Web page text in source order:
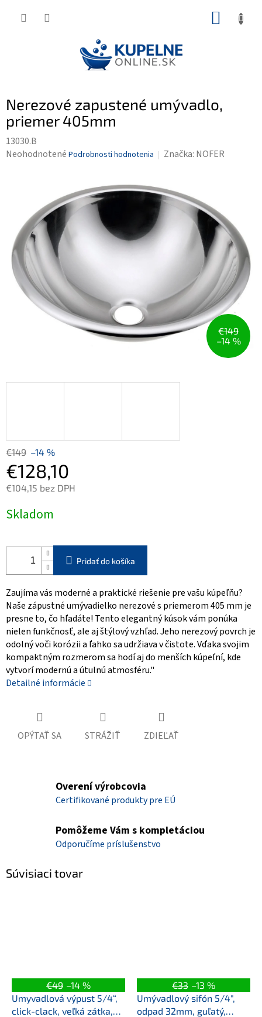
Nerezové zapustené umývadlo,
priemer 405mm
13030.B
Priemerné
hviezdičiek.
Neohodnotené Podrobnosti hodnotenia Značka: NOFER
€149
–14 %
€149 –14 %
€128,10
€104,15 bez DPH
cena:
Skladom
Pridať do košíka
Zaujíma vás moderné a praktické riešenie pre vašu kúpeľňu?
Naše zápustné umývadielko nerezové s priemerom 405 mm je
presne to, čo hľadáte! Tento elegantný kúsok vám ponúka
nielen funkčnosť, ale aj štýlový vzhľad. Jeho nerezový povrch je
odolný voči korózii a ľahko sa udržiava v čistote. Vďaka svojim
kompaktným rozmerom sa hodí aj do menších kúpeľní, kde
vytvorí modernú a útulnú atmosféru."
Detailné informácie
OPÝTAŤ SA STRÁŽIŤ ZDIEĽAŤ
Overení výrobcovia
Certifikované produkty pre EÚ
Pomôžeme Vám s kompletáciou
Odporučíme príslušenstvo
Súvisiaci tovar
€49 –14 %
Umyvadlová výpust 5/4“,
click-clack, veľká zátka,
€33 –13 %
Umývadlový sifón 5/4",
odpad 32mm, guľatý,